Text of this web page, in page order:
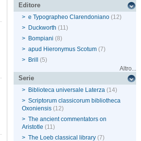
Editore
> e Typographeo Clarendoniano (12)
> Duckworth (11)
> Bompiani (8)
> apud Hieronymus Scotum (7)
> Brill
(5)
Altro...
Serie
> Biblioteca universale Laterza (14)
> Scriptorum classicorum bibliotheca
Oxoniensis (12)
> The ancient commentators on
Aristotle (11)
> The Loeb classical library (7)